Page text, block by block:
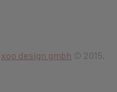
xoo design gmbh © 2015.